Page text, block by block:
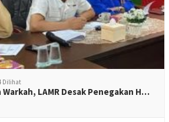
Dilihat
LAMR Desak Penegakan H…